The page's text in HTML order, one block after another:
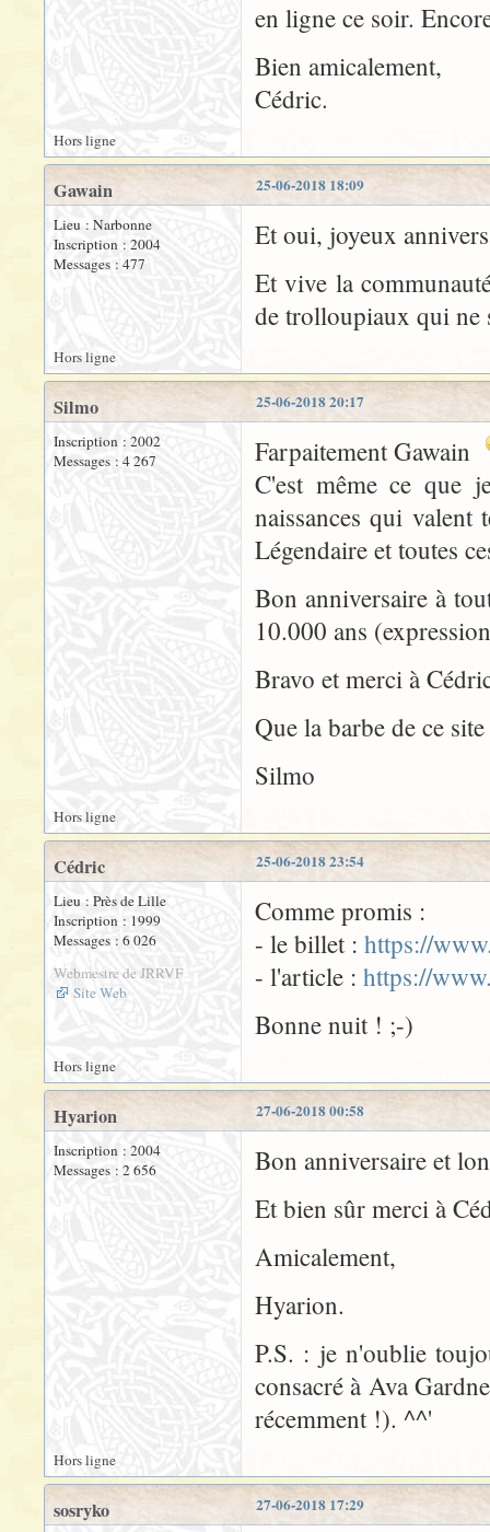
en ligne ce soir.
Bien amicalement,
Cédric.
Hors ligne
25-06-2018 18:09
Gawain
Lieu : Narbonne
Inscription : 2004
Messages : 477
Et oui, joyeux
Et vive la
de trolloupiaux qui ne
Hors ligne
25-06-2018 20:17
Silmo
Inscription : 2002
Messages : 4 267
Farpaitement Gawain
C'est même ce que
naissances qui
Légendaire et toutes
Bon anniversaire à
10.000 ans
Bravo et merci à
Que la barbe de ce
Silmo
Hors ligne
25-06-2018 23:54
Cédric
Lieu : Près de Lille
Inscription : 1999
Messages : 6 026
Webmestre de JRRVF
Site Web
Comme promis :
- le billet : https://
- l'article : https://
Bonne nuit ! ;-)
Hors ligne
27-06-2018 00:58
Hyarion
Inscription : 2004
Messages : 2 656
Bon anniversaire et
Et bien sûr merci à
Amicalement,
Hyarion.
P.S. : je n'oublie
consacré à Ava
récemment !). ^^'
Hors ligne
27-06-2018 17:29
sosryko